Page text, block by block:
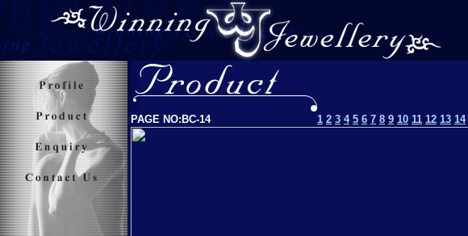
PAGE NO:BC-14 1 2 3 4 5 6 7 8 9 10 11 12 13 14